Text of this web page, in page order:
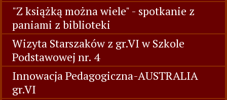
"Z książką można wiele" - spotkanie z
paniami z biblioteki
Wizyta Starszaków z gr.VI w Szkole
Podstawowej nr. 4
Innowacja Pedagogiczna-AUSTRALIA
gr.VI